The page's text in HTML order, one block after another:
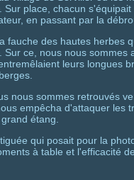
place, chacun
en passant par la
fauche des hautes herbes
ce, nous nous
leurs longues
nous sommes retrouvés
empêcha d'attaquer les
étang.
qui posait pour la
à table et l'efficacité